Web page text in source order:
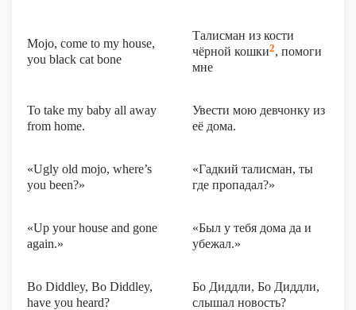
Mojo, come to my house,
you black cat bone
Талисман из кости
чёрной кошки2, помоги
мне
To take my baby all away
from home.
Увести мою девчонку из
её дома.
«Ugly old mojo, where’s
you been?»
«Гадкий талисман, ты
где пропадал?»
«Up your house and gone
again.»
«Был у тебя дома да и
убежал.»
Bo Diddley, Bo Diddley,
have you heard?
Бо Диддли, Бо Диддли,
слышал новость?